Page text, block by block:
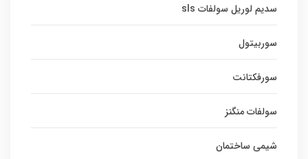
سدیم لوریل سولفات sls
سوربیتول
سورفکتانت
سولفات منگنز
شیمی ساختمان